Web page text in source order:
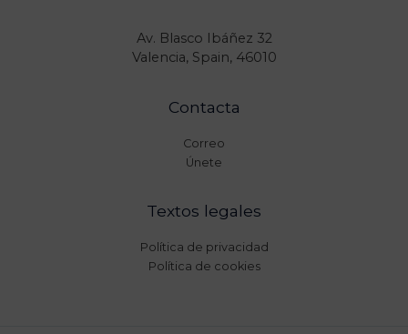
Av. Blasco Ibáñez 32
Valencia, Spain, 46010
Contacta
Correo
Únete
Textos legales
Política de privacidad
Política de cookies